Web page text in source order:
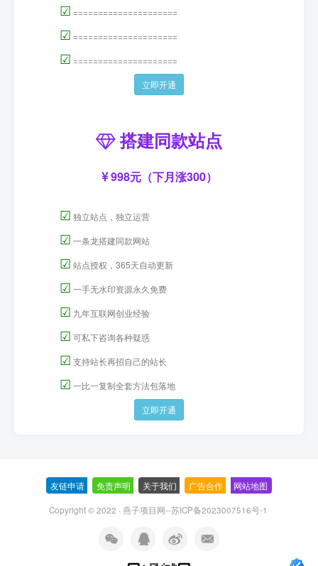
☑ =====================
☑ =====================
☑ =====================
立即开通
搭建同款站点
998元（下月涨300）
☑ 独立站点，独立运营
☑ 一条龙搭建同款网站
☑ 站点授权，365天自动更新
☑ 一手无水印资源永久免费
☑ 九年互联网创业经验
☑ 可私下咨询各种疑惑
☑ 支持站长再招自己的站长
☑ 一比一复制全套方法包落地
立即开通
友链申请 免责声明 关于我们 广告合作 网站地图
Copyright © 2022 · 燕子项目网--苏ICP备2023007516号-1